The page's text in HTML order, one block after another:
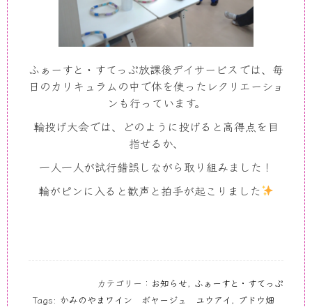
ふぁーすと・すてっぷ放課後デイサービスでは、毎
日のカリキュラムの中で体を使ったレクリエーショ
ンも行っています。
輪投げ大会では、どのように投げると高得点を目
指せるか、
一人一人が試行錯誤しながら取り組みました！
輪がピンに入ると歓声と拍手が起こりました
カテゴリー： お知らせ, ふぁーすと・すてっぷ
Tags: かみのやまワイン ボヤージュ ユウアイ , ブドウ畑